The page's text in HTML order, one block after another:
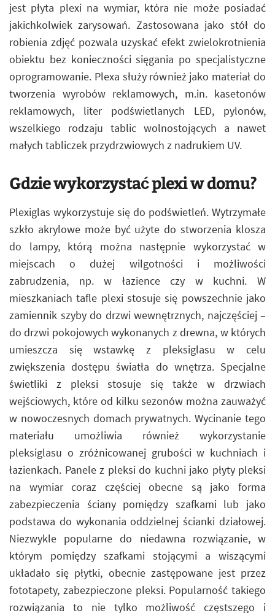
jest płyta plexi na wymiar, która nie może posiadać
jakichkolwiek zarysowań. Zastosowana jako stół do
robienia zdjęć pozwala uzyskać efekt zwielokrotnienia
obiektu bez konieczności sięgania po specjalistyczne
oprogramowanie. Plexa służy również jako materiał do
tworzenia wyrobów reklamowych, m.in. kasetonów
reklamowych, liter podświetlanych LED, pylonów,
wszelkiego rodzaju tablic wolnostojących a nawet
małych tabliczek przydrzwiowych z nadrukiem UV.
Gdzie wykorzystać plexi w domu?
Plexiglas wykorzystuje się do podświetleń. Wytrzymałe
szkło akrylowe może być użyte do stworzenia klosza
do lampy, którą można następnie wykorzystać w
miejscach o dużej wilgotności i możliwości
zabrudzenia, np. w łazience czy w kuchni. W
mieszkaniach tafle plexi stosuje się powszechnie jako
zamiennik szyby do drzwi wewnętrznych, najczęściej –
do drzwi pokojowych wykonanych z drewna, w których
umieszcza się wstawkę z pleksiglasu w celu
zwiększenia dostępu światła do wnętrza. Specjalne
świetliki z pleksi stosuje się także w drzwiach
wejściowych, które od kilku sezonów można zauważyć
w nowoczesnych domach prywatnych. Wycinanie tego
materiału umożliwia również wykorzystanie
pleksiglasu o zróżnicowanej grubości w kuchniach i
łazienkach. Panele z pleksi do kuchni jako płyty pleksi
na wymiar coraz częściej obecne są jako forma
zabezpieczenia ściany pomiędzy szafkami lub jako
podstawa do wykonania oddzielnej ścianki działowej.
Niezwykle popularne do niedawna rozwiązanie, w
którym pomiędzy szafkami stojącymi a wiszącymi
układało się płytki, obecnie zastępowane jest przez
fototapety, zabezpieczone pleksi. Popularność takiego
rozwiązania to nie tylko możliwość częstszego i